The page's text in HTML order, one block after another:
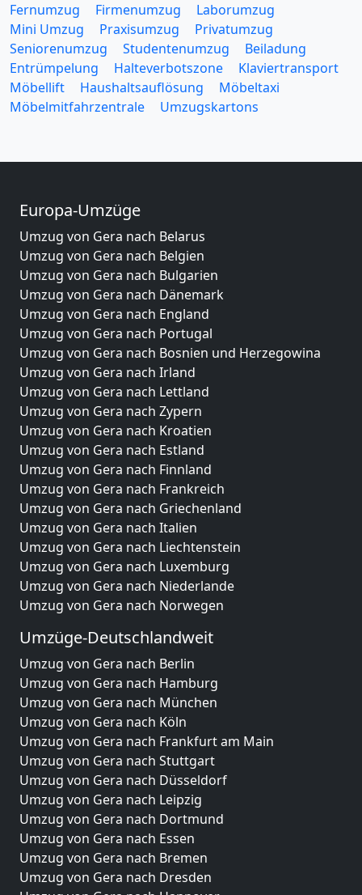
Fernumzug
Firmenumzug
Laborumzug
Mini Umzug
Praxisumzug
Privatumzug
Seniorenumzug
Studentenumzug
Beiladung
Entrümpelung
Halteverbotszone
Klaviertransport
Möbellift
Haushaltsauflösung
Möbeltaxi
Möbelmitfahrzentrale
Umzugskartons
Europa-Umzüge
Umzug von Gera nach Belarus
Umzug von Gera nach Belgien
Umzug von Gera nach Bulgarien
Umzug von Gera nach Dänemark
Umzug von Gera nach England
Umzug von Gera nach Portugal
Umzug von Gera nach Bosnien und Herzegowina
Umzug von Gera nach Irland
Umzug von Gera nach Lettland
Umzug von Gera nach Zypern
Umzug von Gera nach Kroatien
Umzug von Gera nach Estland
Umzug von Gera nach Finnland
Umzug von Gera nach Frankreich
Umzug von Gera nach Griechenland
Umzug von Gera nach Italien
Umzug von Gera nach Liechtenstein
Umzug von Gera nach Luxemburg
Umzug von Gera nach Niederlande
Umzug von Gera nach Norwegen
Umzüge-Deutschlandweit
Umzug von Gera nach Berlin
Umzug von Gera nach Hamburg
Umzug von Gera nach München
Umzug von Gera nach Köln
Umzug von Gera nach Frankfurt am Main
Umzug von Gera nach Stuttgart
Umzug von Gera nach Düsseldorf
Umzug von Gera nach Leipzig
Umzug von Gera nach Dortmund
Umzug von Gera nach Essen
Umzug von Gera nach Bremen
Umzug von Gera nach Dresden